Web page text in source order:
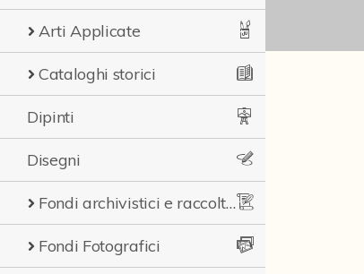
Arti Applicate
Cataloghi storici
Dipinti
Disegni
Fondi archivistici e raccolte documentarie
Fondi Fotografici